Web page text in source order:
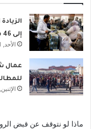
إلى 46 مليار ليرة دون اللجوء للاستدانة
الأحد, 21 يونيو 2026, 12:31 م
عمال
الإثنين, 8 يونيو 2026,
ماذا لو نتوقف عن قبض